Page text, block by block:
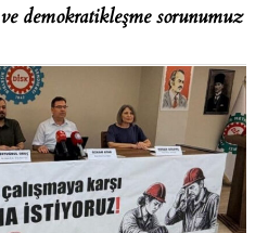
demokratikleşme sorunumuz